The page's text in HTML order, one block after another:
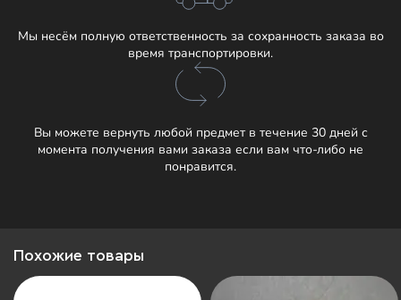
Мы несём полную ответственность за сохранность заказа во
время транспортировки.
Вы можете вернуть любой предмет в течение 30 дней с
момента получения вами заказа если вам что-либо не
понравится.
Похожие товары